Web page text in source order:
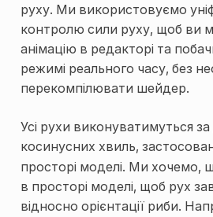
руху. Ми використовуємо
контролю сили руху, щоб ви
анімацію в редакторі та
режимі реального часу, без
перекомпілювати шейдер.
Усі рухи виконуватимуться
косинусних хвиль,
просторі моделі. Ми хочемо,
в просторі моделі, щоб рух
відносно орієнтації риби.